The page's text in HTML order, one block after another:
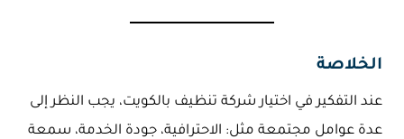
الخلاصة
عند التفكير في اختيار شركة تنظيف بالكويت، يجب النظر إلى
عدة عوامل مجتمعة مثل: الاحترافية، جودة الخدمة، سمعة